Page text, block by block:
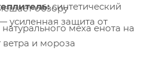
синтетический
усиленная защита от
обзору
меха енота на
и мороза